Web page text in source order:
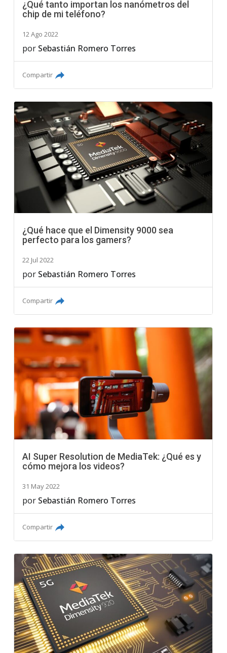
¿Qué tanto importan los nanómetros del
chip de mi teléfono?
12 Ago 2022
por Sebastián Romero Torres
Compartir
¿Qué hace que el Dimensity 9000 sea
perfecto para los gamers?
22 Jul 2022
por Sebastián Romero Torres
Compartir
AI Super Resolution de MediaTek: ¿Qué es y
cómo mejora los videos?
31 May 2022
por Sebastián Romero Torres
Compartir